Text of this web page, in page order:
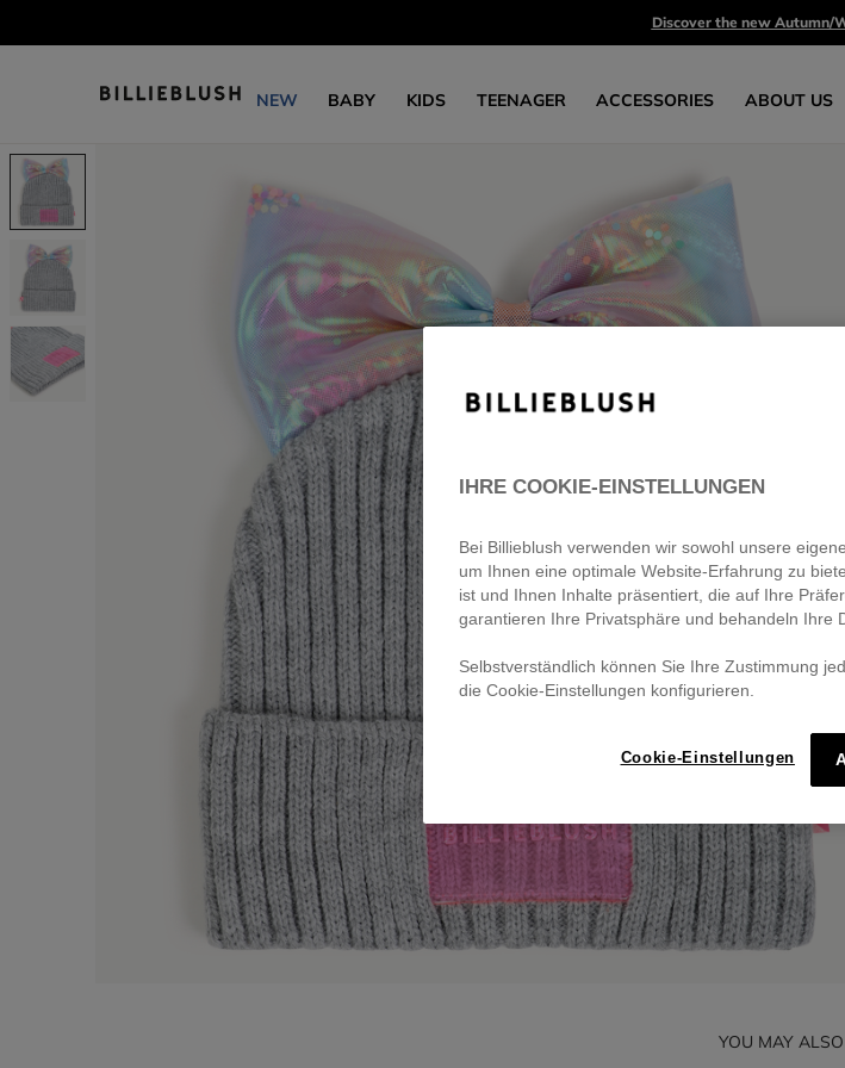
Discover the new Autumn/
NEW BABY KIDS TEENAGER ACCESSORIES ABOUT US
YOU MAY
IHRE COOKIE-EINSTELLUNGEN
Bei Billieblush verwenden wir sowohl unsere
um Ihnen eine optimale Website-Erfahrung zu
ist und Ihnen Inhalte präsentiert, die auf Ihre
garantieren Ihre Privatsphäre und behandeln Ihre
Selbstverständlich können Sie Ihre Zustimmung
die Cookie-Einstellungen konfigurieren.
Cookie-Einstellungen